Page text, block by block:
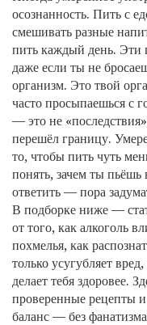
осознанность. Пить с
смешивать разные
пить каждый день. Эти
даже если ты не
организм. Это твой
часто просыпаешься с
— это не
перешёл границу.
то, чтобы пить чуть
понять, зачем ты
ответить — пора
В подборке ниже —
от того, как алкоголь
похмелья, как
только усугубляет
делает тебя здоровее.
проверенные рецепты
баланс — без